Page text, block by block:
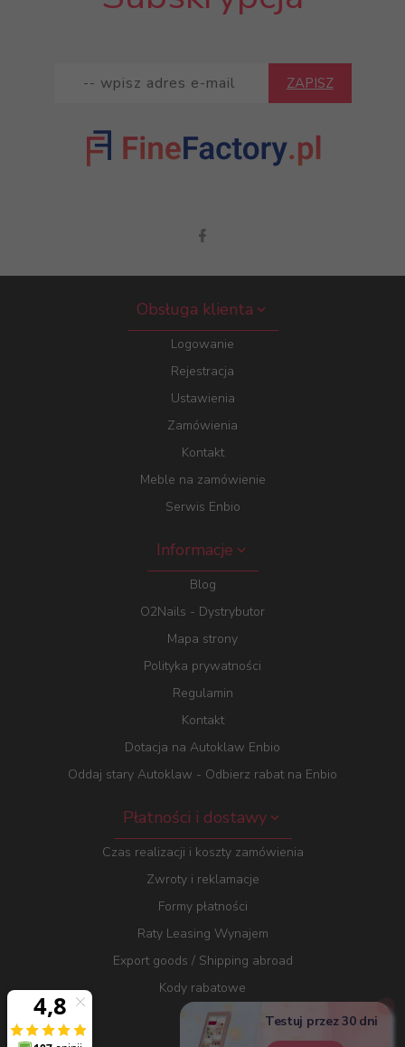
ZAPISZ
Obsługa klienta
Logowanie
Rejestracja
Ustawienia
Zamówienia
Kontakt
Meble na zamówienie
Serwis Enbio
Informacje
Blog
O2Nails - Dystrybutor
Mapa strony
Polityka prywatności
Regulamin
Kontakt
Dotacja na Autoklaw Enbio
Oddaj stary Autoklaw - Odbierz rabat na Enbio
Płatności i dostawy
Czas realizacji i koszty zamówienia
Zwroty i reklamacje
Formy płatności
Raty Leasing Wynajem
Export goods / Shipping abroad
Kody rabatowe
Testuj przez 30 dni